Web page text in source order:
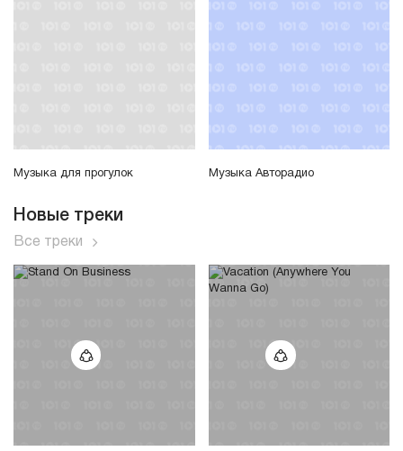
Музыка для прогулок Музыка Авторадио
Новые треки
Все треки